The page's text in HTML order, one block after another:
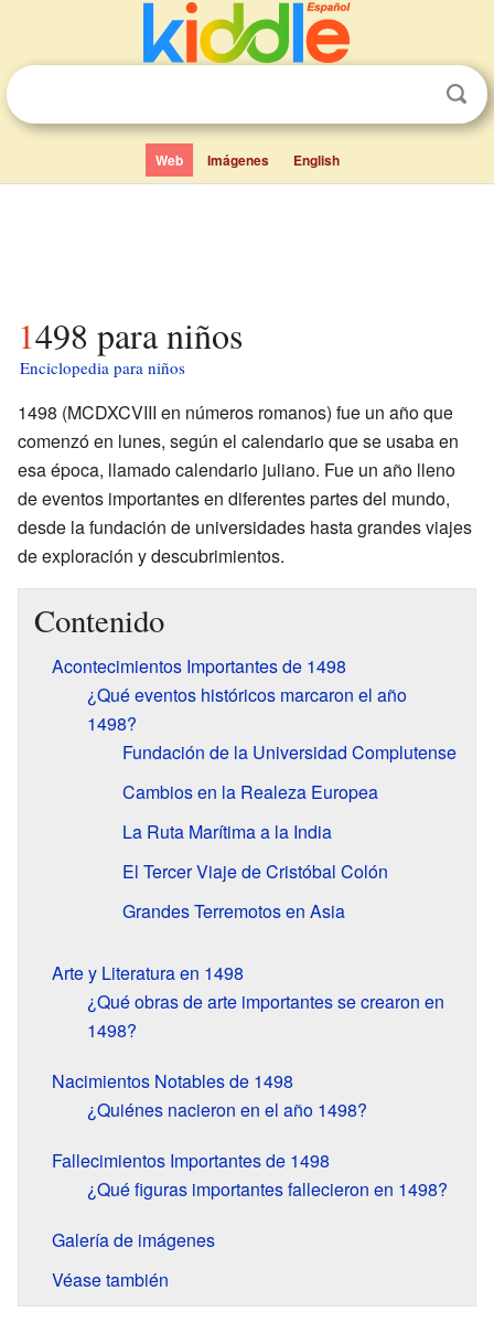
Web Imágenes English
1498 para niños
Enciclopedia para niños
1498 (MCDXCVIII en números romanos) fue un año que
comenzó en lunes, según el calendario que se usaba en
esa época, llamado calendario juliano. Fue un año lleno
de eventos importantes en diferentes partes del mundo,
desde la fundación de universidades hasta grandes viajes
de exploración y descubrimientos.
Contenido
Acontecimientos Importantes de 1498
¿Qué eventos históricos marcaron el año
1498?
Fundación de la Universidad Complutense
Cambios en la Realeza Europea
La Ruta Marítima a la India
El Tercer Viaje de Cristóbal Colón
Grandes Terremotos en Asia
Arte y Literatura en 1498
¿Qué obras de arte importantes se crearon en
1498?
Nacimientos Notables de 1498
¿Quiénes nacieron en el año 1498?
Fallecimientos Importantes de 1498
¿Qué figuras importantes fallecieron en 1498?
Galería de imágenes
Véase también